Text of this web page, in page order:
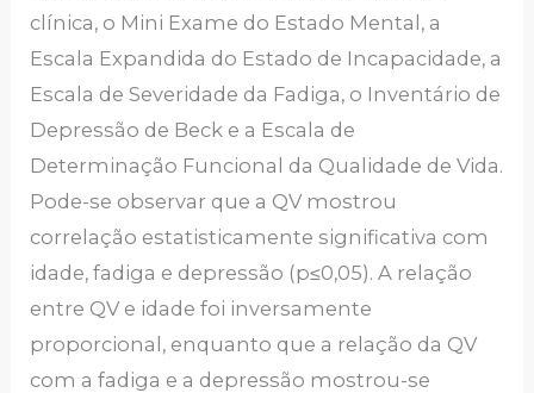
clínica, o Mini Exame do Estado Mental, a
Escala Expandida do Estado de Incapacidade, a
Escala de Severidade da Fadiga, o Inventário de
Depressão de Beck e a Escala de
Determinação Funcional da Qualidade de Vida.
Pode-se observar que a QV mostrou
correlação estatisticamente significativa com
idade, fadiga e depressão (p≤0,05). A relação
entre QV e idade foi inversamente
proporcional, enquanto que a relação da QV
com a fadiga e a depressão mostrou-se